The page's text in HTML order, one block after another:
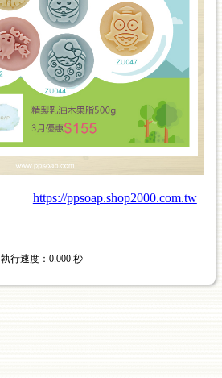
https://ppsoap.shop2000.com.tw
執行速度 ：0.000 秒